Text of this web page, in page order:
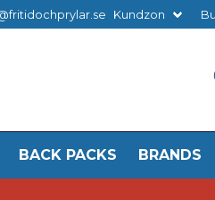
Kundzon
BACK PACKS BRANDS